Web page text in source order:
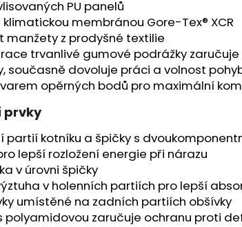
PU panelů
membránou Gore-Tex® XCR
manžety z prodyšné textilie
trvanlivé gumové podrážky
současně dovoluje práci a volnost
opěrných bodů pro maximální
prvky
partií kotníku a špičky s
lepší rozložení energie při nárazu
v úrovni špičky
v holenních partiích pro lepší
umístěné na zadních partiích obšívky
polyamidovou zaručuje ochranu proti
Kč